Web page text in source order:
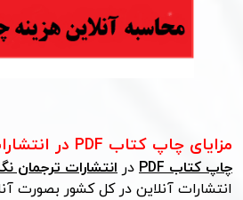
مزایای چاپ کتاب PDF در
چاپ کتاب PDF در انتشارات ترجمان
انتشارات آنلاین در کل کشور بصورت